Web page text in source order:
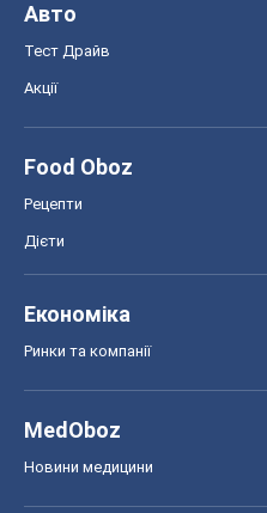
Авто
Тест Драйв
Акції
Food Oboz
Рецепти
Дієти
Економіка
Ринки та компанії
MedOboz
Новини медицини